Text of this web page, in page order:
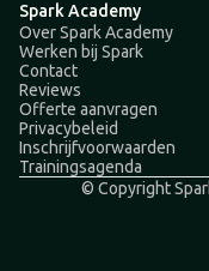
Spark Academy
Over Spark Academy
Werken bij Spark
Contact
Reviews
Offerte aanvragen
Privacybeleid
Inschrijfvoorwaarden
Trainingsagenda
© Copyright